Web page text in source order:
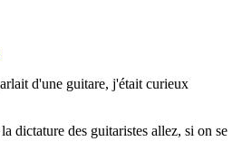
d'une guitare, j'était curieux
dictature des guitaristes allez, si on se